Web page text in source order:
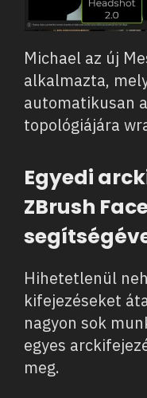
Michael az új
alkalmazta,
automatikusan
topológiájára
Egyedi
ZBrush
Hihetetlenül
kifejezéseket
nagyon sok
egyes
meg.